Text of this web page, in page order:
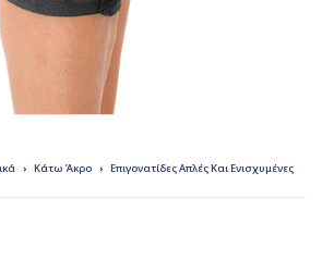
Κάτω Άκρο Επιγονατίδες Απλές Και Ενισχυμένες